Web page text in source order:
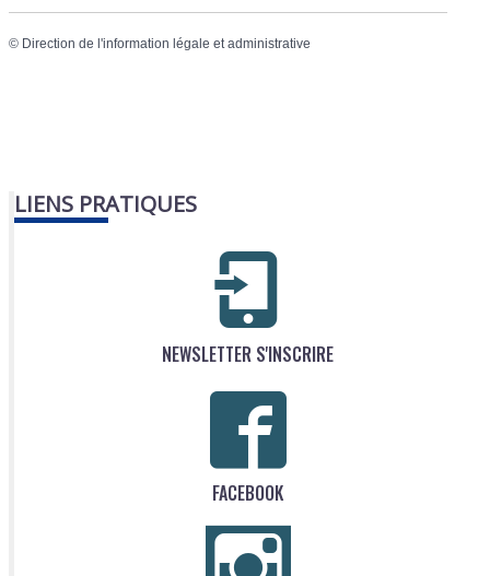
© Direction de l'information légale et administrative
LIENS PRATIQUES
NEWSLETTER S'INSCRIRE
FACEBOOK